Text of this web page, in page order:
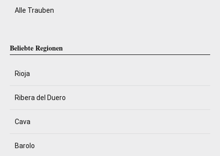
Alle Trauben
Beliebte Regionen
Rioja
Ribera del Duero
Cava
Barolo